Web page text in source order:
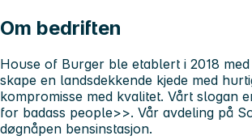
Om bedriften
House of Burger ble etablert i 2018
skape en landsdekkende kjede med
kompromisse med kvalitet. Vårt slogan
for badass people>>. Vår avdeling på
døgnåpen bensinstasjon.